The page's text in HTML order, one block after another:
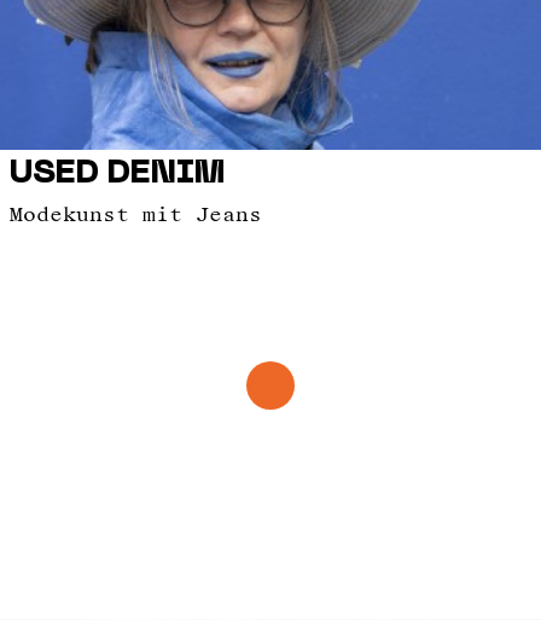
USED DENIM
Modekunst mit Jeans